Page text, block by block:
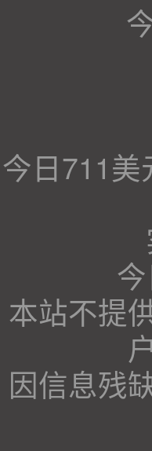
今日711
本站不提
因信息残